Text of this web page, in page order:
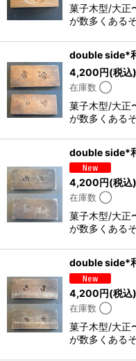
菓子木型/大正
が数多くある
double side*
4,200円(税込)
在庫数 ◯
菓子木型/大正
が数多くある
double side*
4,200円(税込)
在庫数 ◯
菓子木型/大正
が数多くある
double side*
4,200円(税込)
在庫数 ◯
菓子木型/大正
が数多くある